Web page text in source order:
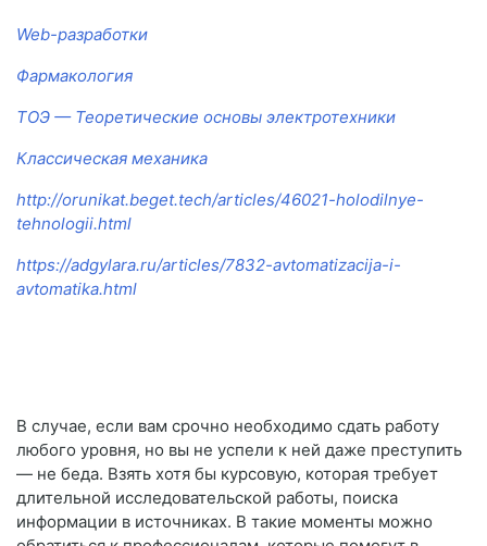
Web-разработки
Фармакология
ТОЭ — Теоретические основы электротехники
Классическая механика
http://orunikat.beget.tech/articles/46021-holodilnye-
tehnologii.html
https://adgylara.ru/articles/7832-avtomatizacija-i-
avtomatika.html
В случае, если вам срочно необходимо сдать работу
любого уровня, но вы не успели к ней даже преступить
— не беда. Взять хотя бы курсовую, которая требует
длительной исследовательской работы, поиска
информации в источниках. В такие моменты можно